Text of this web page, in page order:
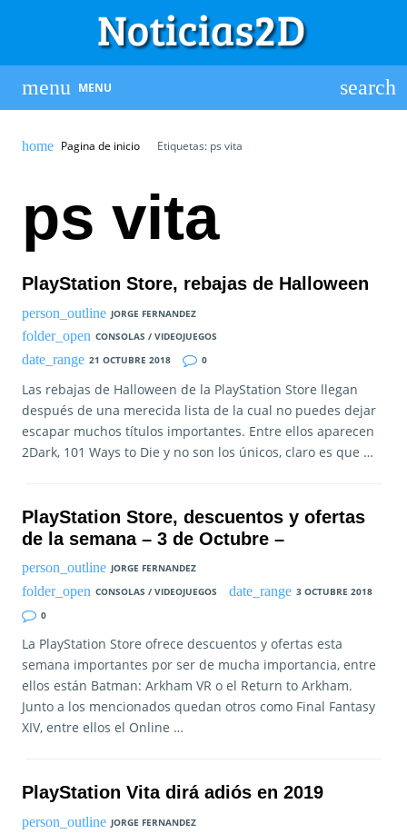
MENU
Pagina de inicio Etiquetas: ps vita
ps vita
PlayStation Store, rebajas de Halloween
JORGE FERNANDEZ
CONSOLAS / VIDEOJUEGOS
21 OCTUBRE 2018
0
Las rebajas de Halloween de la PlayStation Store llegan
después de una merecida lista de la cual no puedes dejar
escapar muchos títulos importantes. Entre ellos aparecen
2Dark, 101 Ways to Die y no son los únicos, claro es que …
PlayStation Store, descuentos y ofertas
de la semana – 3 de Octubre –
JORGE FERNANDEZ
CONSOLAS / VIDEOJUEGOS
3 OCTUBRE 2018
0
La PlayStation Store ofrece descuentos y ofertas esta
semana importantes por ser de mucha importancia, entre
ellos están Batman: Arkham VR o el Return to Arkham.
Junto a los mencionados quedan otros como Final Fantasy
XIV, entre ellos el Online …
PlayStation Vita dirá adiós en 2019
JORGE FERNANDEZ